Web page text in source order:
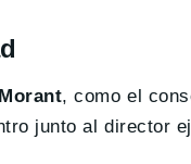
, como el
junto al director